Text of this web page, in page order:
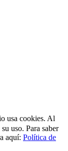
usa cookies. Al
uso. Para saber
aquí: Política de